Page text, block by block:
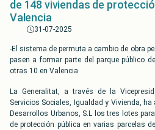
de 148 viviendas de
Valencia
31-07-2025
-El sistema de permuta a cambio de obra
pasen a formar parte del parque público
otras 10 en Valencia
La Generalitat, a través de la
Servicios Sociales, Igualdad y Vivienda,
Desarrollos Urbanos, S.L los tres lotes
de protección pública en varias parcelas